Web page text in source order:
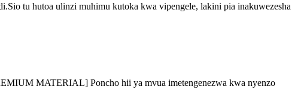
tu hutoa ulinzi muhimu kutoka kwa vipengele, lakini pia inakuwezesha
MATERIAL] Poncho hii ya mvua imetengenezwa kwa nyenzo